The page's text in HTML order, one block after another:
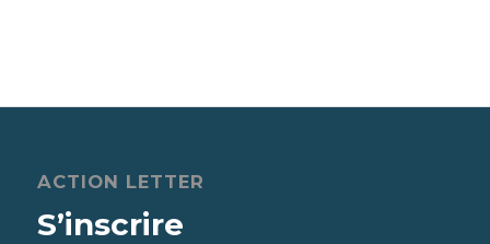
ACTION LETTER
S’inscrire